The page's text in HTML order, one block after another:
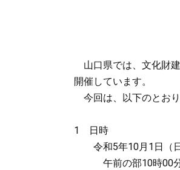
山口県では、文化財
開催しています。
今回は、以下のとお
1 日時
令和5年10月1日（日
午前の部10時00分